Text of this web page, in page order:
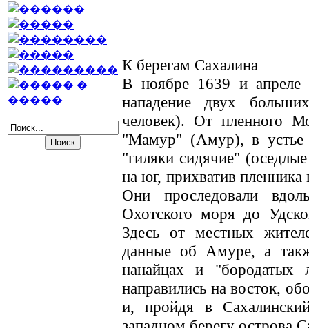
К берегам Сахалина
В ноябре 1639 и апреле
нападение двух
человек). От пленного
"Мамур" (Амур), в устье
"гиляки сидячие"
на юг, прихватив
Они проследовали
Охотского моря до
Здесь от местных
данные об Амуре, а
нанайцах и "бородатых
направились на восток,
и, пройдя в